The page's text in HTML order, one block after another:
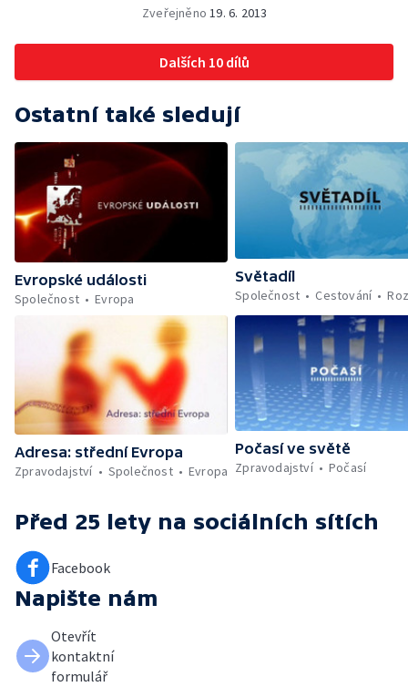
Zveřejněno19. 6. 2013
Dalších 10 dílů
Ostatní také sledují
Evropské události
Společnost
Evropa
Světadíl
Společnost
Cestování
Adresa: střední Evropa
Zpravodajství
Společnost Evropa
Počasí ve světě
Zpravodajství
Počasí
Před 25 lety na sociálních sítích
Facebook
Napište nám
Otevřít
kontaktní
formulář